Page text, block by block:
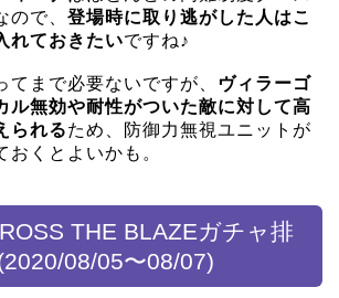
ので、 登場時に取り逃がした人はこ
れておきたいですね♪
てまで必要ないですが、
ヴィラーゴ
ル無効や耐性がついた敵に対して高
られるため、防御力無視ユニットが
おくとよいかも。
THE BLAZEガチャ排
08/05〜08/07)